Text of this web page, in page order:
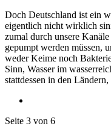
Doch Deutschland ist ein
eigentlich nicht wirklich
zumal durch unsere
gepumpt werden müssen,
weder Keime noch
Sinn, Wasser im
stattdessen in den
Seite 3 von 6